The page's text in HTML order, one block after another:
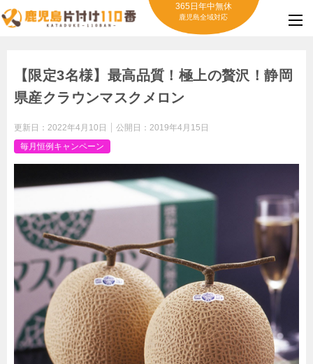
365日年中無休
鹿児島全域対応
【限定3名様】最高品質！極上の贅沢！静岡
県産クラウンマスクメロン
更新日： 2022年4月10日 公開日： 2019年4月15日
毎月恒例キャンペーン